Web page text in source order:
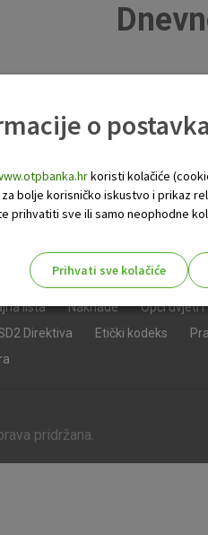
izvješće.pdf
banke
lista Naknade Opći uvjeti
Direktiva Etički kodeks
pridržana.
o
koristi kolačiće
bolje korisničko iskustvo i prikaz
prihvatiti sve ili samo neophodne
Prihvati sve kolačiće